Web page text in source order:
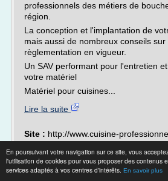
En poursuivant votre navigation sur ce site, vous
l'utilisation de cookies pour vous proposer des contenus
services adaptés à vos centres d'intérêts. En savoir plus
professionnels des métiers de
région.
La conception et l'implantation de
mais aussi de nombreux conseils
règlementation en vigueur.
Un SAV performant pour l'entretien
votre matériel
Matériel pour cuisines...
Lire la suite
Site : http://www.cuisine-
vente materiel
conception d une cuisine
installation cuisine professionnelle